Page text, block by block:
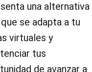
una alternativa
se adapta a tu
virtuales y
tus
de avanzar a